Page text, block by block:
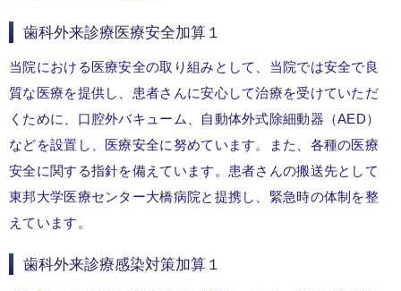
歯科外来診療医療安全加算１
当院における医療安全の取り組みとして、当院では安全で良
質な医療を提供し、患者さんに安心して治療を受けていただ
くために、口腔外バキューム、自動体外式除細動器（AED）
などを設置し、医療安全に努めています。また、各種の医療
安全に関する指針を備えています。患者さんの搬送先として
東邦大学医療センター大橋病院と提携し、緊急時の体制を整
えています。
歯科外来診療感染対策加算１